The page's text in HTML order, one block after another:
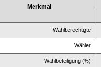
Merkmal
Wahlberechtigte
Wähler
Wahlbeteiligung (%)